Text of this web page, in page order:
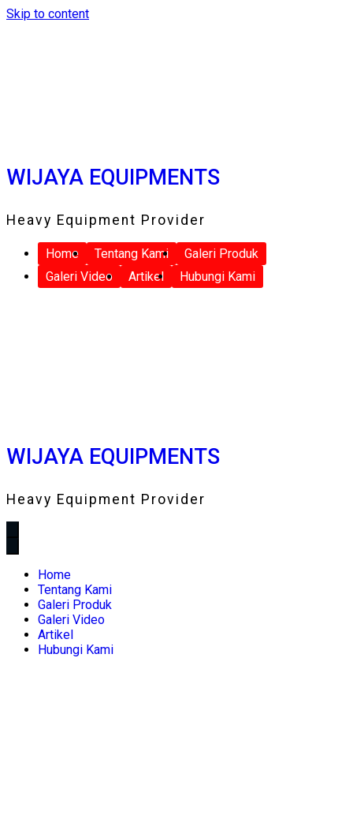
Skip to content
WIJAYA EQUIPMENTS
Heavy Equipment Provider
Home Tentang Kami
Galeri Produk
Galeri Video
Artikel Hubungi Kami
WIJAYA EQUIPMENTS
Heavy Equipment Provider
Home
Tentang Kami
Galeri Produk
Galeri Video
Artikel
Hubungi Kami